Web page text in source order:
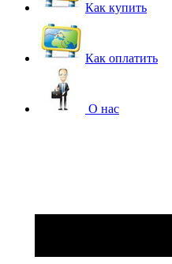
Как купить
Как оплатить
О нас